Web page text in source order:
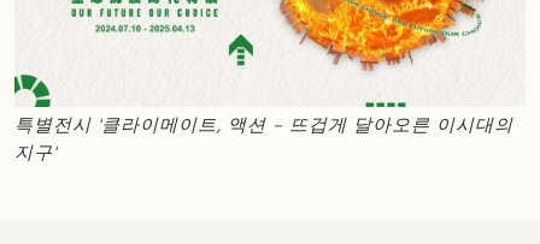
특별전시 '클라이메이트, 액션 – 뜨겁게 달아오른 이시대의
지구'